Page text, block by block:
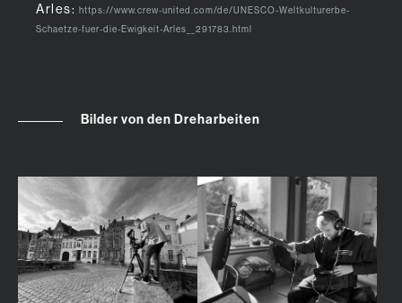
Arles:
https://www.crew-united.com/de/UNESCO-Weltkulturerbe-
Schaetze-fuer-die-Ewigkeit-Arles__291783.html
Bilder von den Dreharbeiten